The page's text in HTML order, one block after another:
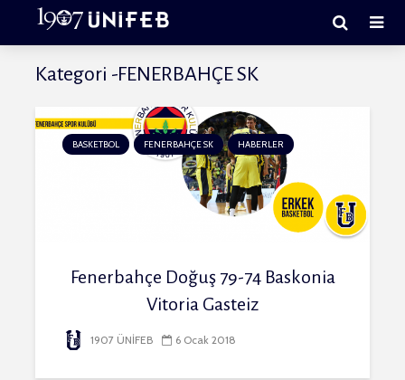
Kategori -FENERBAHÇE SK
BASKETBOL FENERBAHÇE SK HABERLER
Fenerbahçe Doğuş 79-74 Baskonia
Vitoria Gasteiz
1907 ÜNİFEB 6 Ocak 2018